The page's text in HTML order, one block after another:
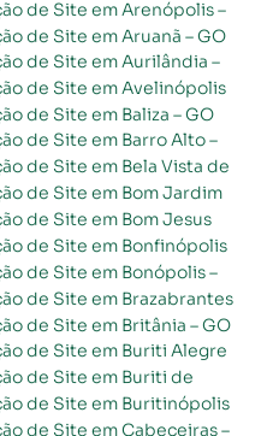
de Site em Aruanã – GO
de Site em Baliza – GO
de Site em Britânia – GO